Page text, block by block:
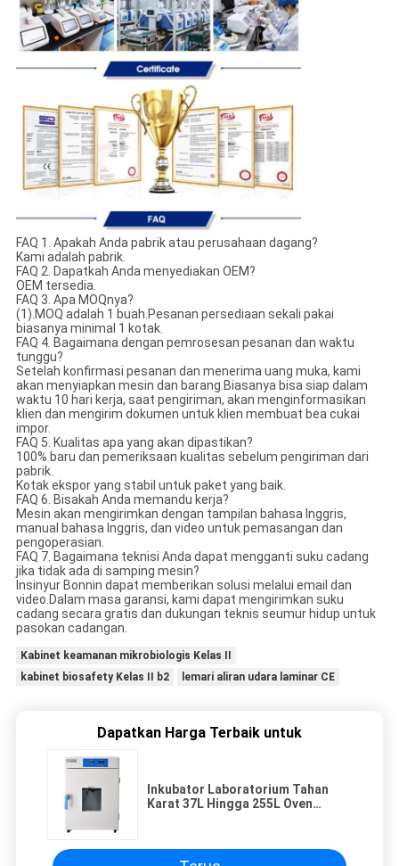
FAQ 1. Apakah Anda pabrik atau perusahaan dagang?
Kami adalah pabrik.
FAQ 2. Dapatkah Anda menyediakan OEM?
OEM tersedia.
FAQ 3. Apa MOQnya?
(1).MOQ adalah 1 buah.Pesanan persediaan sekali pakai
biasanya minimal 1 kotak.
FAQ 4. Bagaimana dengan pemrosesan pesanan dan waktu
tunggu?
Setelah konfirmasi pesanan dan menerima uang muka, kami
akan menyiapkan mesin dan barang.Biasanya bisa siap dalam
waktu 10 hari kerja, saat pengiriman, akan menginformasikan
klien dan mengirim dokumen untuk klien membuat bea cukai
impor.
FAQ 5. Kualitas apa yang akan dipastikan?
100% baru dan pemeriksaan kualitas sebelum pengiriman dari
pabrik.
Kotak ekspor yang stabil untuk paket yang baik.
FAQ 6. Bisakah Anda memandu kerja?
Mesin akan mengirimkan dengan tampilan bahasa Inggris,
manual bahasa Inggris, dan video untuk pemasangan dan
pengoperasian.
FAQ 7. Bagaimana teknisi Anda dapat mengganti suku cadang
jika tidak ada di samping mesin?
Insinyur Bonnin dapat memberikan solusi melalui email dan
video.Dalam masa garansi, kami dapat mengirimkan suku
cadang secara gratis dan dukungan teknis seumur hidup untuk
pasokan cadangan.
Kabinet keamanan mikrobiologis Kelas II
kabinet biosafety Kelas II b2
lemari aliran udara laminar CE
Dapatkan Harga Terbaik untuk
Inkubator Laboratorium Tahan
Karat 37L Hingga 255L Oven